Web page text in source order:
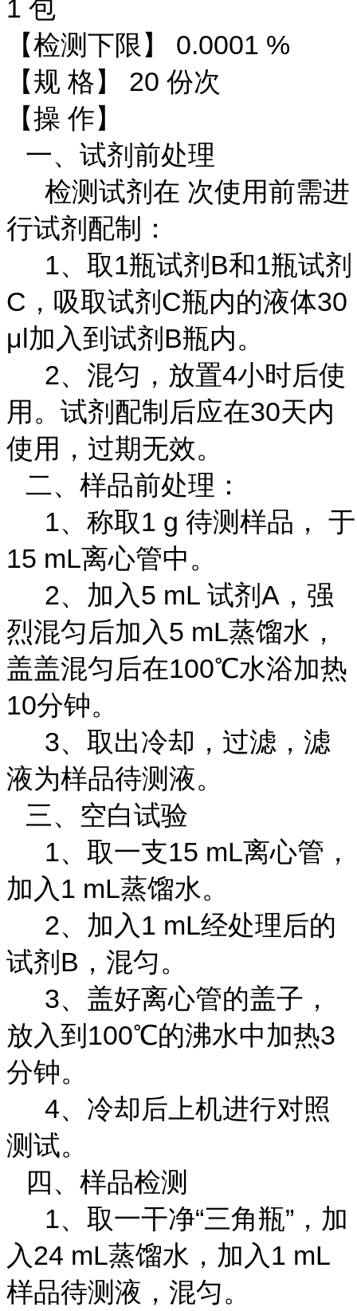
1 包
【检测下限】 0.0001 %
【规 格】 20 份次
【操 作】
一、试剂前处理
检测试剂在 次使用前需进
行试剂配制：
1、取1瓶试剂B和1瓶试剂
C，吸取试剂C瓶内的液体30
μl加入到试剂B瓶内。
2、混匀，放置4小时后使
用。试剂配制后应在30天内
使用，过期无效。
二、样品前处理：
1、称取1 g 待测样品， 于
15 mL离心管中。
2、加入5 mL 试剂A，强
烈混匀后加入5 mL蒸馏水，
盖盖混匀后在100℃水浴加热
10分钟。
3、取出冷却，过滤，滤
液为样品待测液。
三、空白试验
1、取一支15 mL离心管，
加入1 mL蒸馏水。
2、加入1 mL经处理后的
试剂B，混匀。
3、盖好离心管的盖子，
放入到100℃的沸水中加热3
分钟。
4、冷却后上机进行对照
测试。
四、样品检测
1、取一干净“三角瓶”，加
入24 mL蒸馏水，加入1 mL
样品待测液，混匀。